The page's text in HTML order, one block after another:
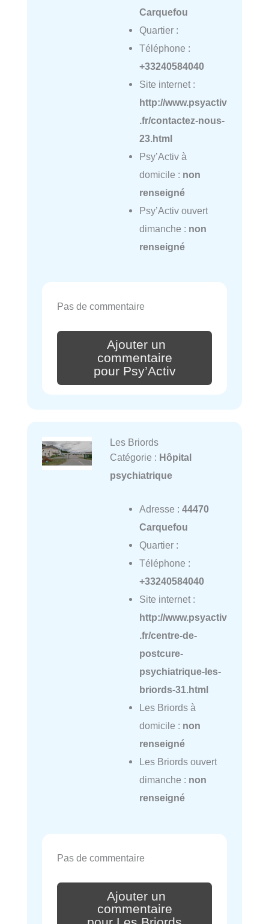
Carquefou
Quartier :
Téléphone :
+33240584040
Site internet :
http://www.psyactiv
.fr/contactez-nous-
23.html
Psy’Activ à
domicile : non
renseigné
Psy’Activ ouvert
dimanche : non
renseigné
Pas de commentaire
Ajouter un
commentaire
pour Psy’Activ
Les Briords
Catégorie : Hôpital
psychiatrique
Adresse : 44470
Carquefou
Quartier :
Téléphone :
+33240584040
Site internet :
http://www.psyactiv
.fr/centre-de-
postcure-
psychiatrique-les-
briords-31.html
Les Briords à
domicile : non
renseigné
Les Briords ouvert
dimanche : non
renseigné
Pas de commentaire
Ajouter un
commentaire